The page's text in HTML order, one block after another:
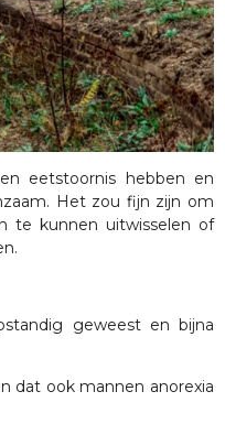
eetstoornis hebben en
Het zou fijn zijn om
te kunnen uitwisselen of
geweest en bijna
dat ook mannen anorexia